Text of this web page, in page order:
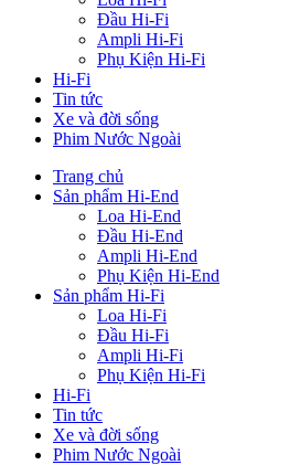
Đầu Hi-Fi
Ampli Hi-Fi
Phụ Kiện Hi-Fi
Hi-Fi
Tin tức
Xe và đời sống
Phim Nước Ngoài
Trang chủ
Sản phẩm Hi-End
Loa Hi-End
Đầu Hi-End
Ampli Hi-End
Phụ Kiện Hi-End
Sản phẩm Hi-Fi
Loa Hi-Fi
Đầu Hi-Fi
Ampli Hi-Fi
Phụ Kiện Hi-Fi
Hi-Fi
Tin tức
Xe và đời sống
Phim Nước Ngoài